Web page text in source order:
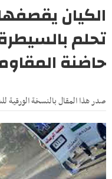
الكيان
تحلم
حاضنة
صدر هذا المقال بالنسخة الورقية للشروق